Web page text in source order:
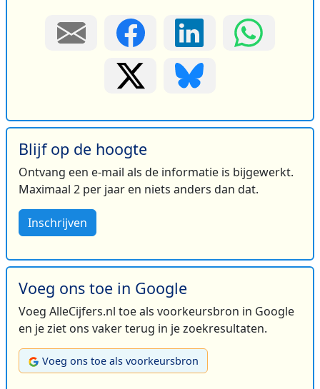
Blijf op de hoogte
Ontvang een e-mail als de informatie is bijgewerkt.
Maximaal 2 per jaar en niets anders dan dat.
Inschrijven
Voeg ons toe in Google
Voeg AlleCijfers.nl toe als voorkeursbron in Google
en je ziet ons vaker terug in je zoekresultaten.
Voeg ons toe als voorkeursbron